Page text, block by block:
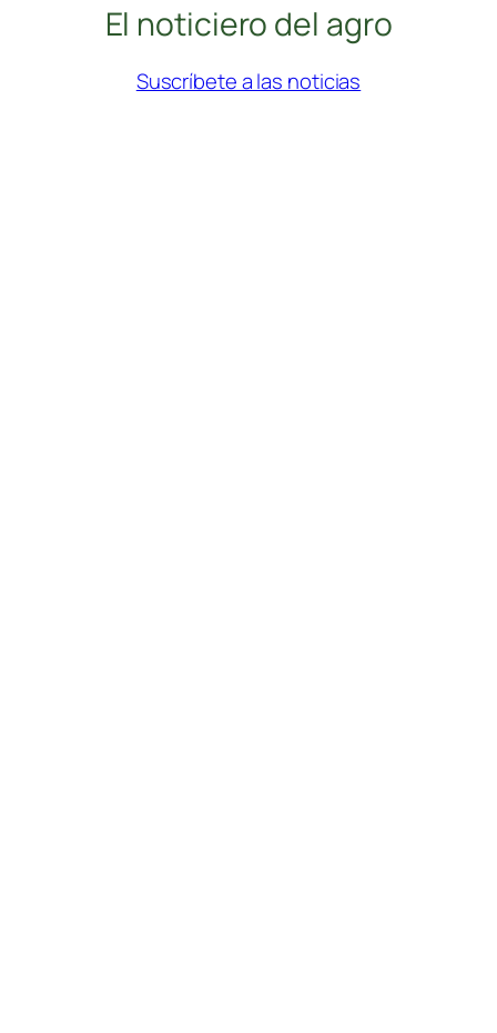
El noticiero del agro
Suscríbete a las noticias